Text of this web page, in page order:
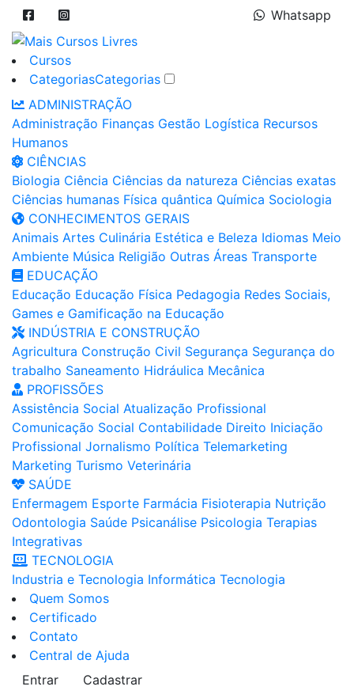
Whatsapp
Cursos
CategoriasCategorias
ADMINISTRAÇÃO
Administração Finanças Gestão Logística Recursos
Humanos
CIÊNCIAS
Biologia Ciência Ciências da natureza Ciências exatas
Ciências humanas Física quântica Química Sociologia
CONHECIMENTOS GERAIS
Animais Artes Culinária Estética e Beleza Idiomas Meio
Ambiente Música Religião Outras Áreas Transporte
EDUCAÇÃO
Educação Educação Física Pedagogia Redes Sociais,
Games e Gamificação na Educação
INDÚSTRIA E CONSTRUÇÃO
Agricultura Construção Civil Segurança Segurança do
trabalho Saneamento Hidráulica Mecânica
PROFISSÕES
Assistência Social Atualização Profissional
Comunicação Social Contabilidade Direito Iniciação
Profissional Jornalismo Política Telemarketing
Marketing Turismo Veterinária
SAÚDE
Enfermagem Esporte Farmácia Fisioterapia Nutrição
Odontologia Saúde Psicanálise Psicologia Terapias
Integrativas
TECNOLOGIA
Industria e Tecnologia Informática Tecnologia
Quem Somos
Certificado
Contato
Central de Ajuda
Entrar
Cadastrar